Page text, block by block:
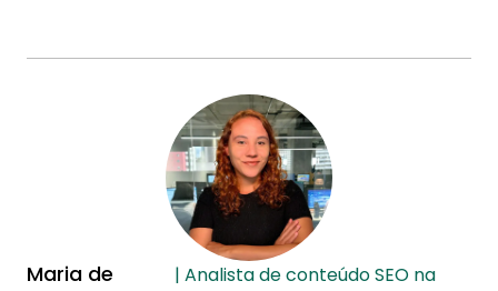
Maria de
| Analista de conteúdo SEO na